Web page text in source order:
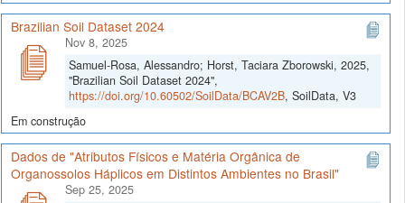
Brazilian Soil Dataset 2024
Nov 8, 2025
Samuel-Rosa, Alessandro; Horst, Taciara Zborowski, 2025,
"Brazilian Soil Dataset 2024",
https://doi.org/10.60502/SoilData/BCAV2B, SoilData, V3
Em construção
Dados de "Atributos Físicos e Matéria Orgânica de
Organossolos Háplicos em Distintos Ambientes no Brasil"
Sep 25, 2025